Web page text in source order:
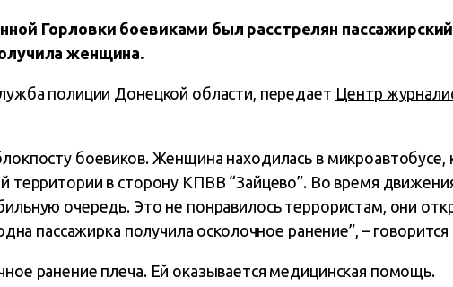
Горловки боевиками был расстрелян пассажирский
женщина.
полиции Донецкой области, передает Центр
боевиков. Женщина находилась в микроавтобусе,
территории в сторону КПВВ “Зайцево”. Во время
очередь. Это не понравилось террористам, они
пассажирка получила осколочное ранение”, –
ранение плеча. Ей оказывается медицинская помощь.